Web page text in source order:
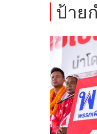
ป้าย